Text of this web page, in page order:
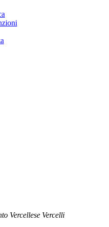
Vercellese Vercelli